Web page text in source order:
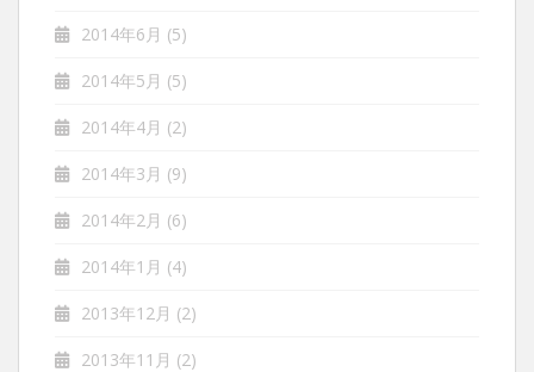
2014年6月 (5)
2014年5月 (5)
2014年4月 (2)
2014年3月 (9)
2014年2月 (6)
2014年1月 (4)
2013年12月 (2)
2013年11月 (2)